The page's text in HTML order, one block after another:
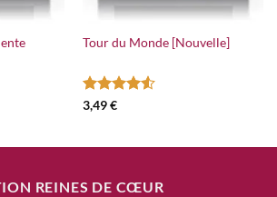
Tour du Monde [Nouvelle]
Note
3,49€
REINES DE CŒUR